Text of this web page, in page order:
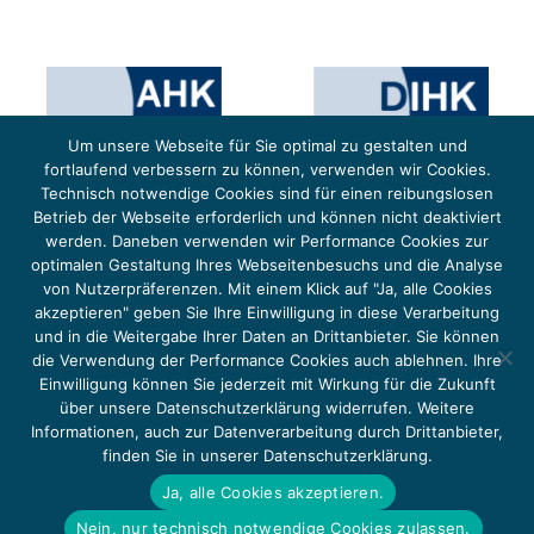
Das Projekt YOUNG ENERGY EUROPE wird gefördert durch die Europäische Klimaschutzinitiative (EUKI).
Die EUKI ist ein Förderinstrument des deutschen Bundesministeriums für Umwelt, Klimaschutz,
Naturschutz und nukleare Sicherheit (BMUKN). Übergeordnetes Ziel der EUKI ist eine Intensivierung des
grenzüberschreitenden Dialogs sowie des Wissens- und Erfahrungsaustauschs in der Europäischen Union,
um gemeinsam die Umsetzung des Paris Abkommens voranzutreiben.
Copyright 2026, Young Energy Europe
IMPRESSUM 2026
Um unsere Webseite für Sie optimal zu gestalten und
fortlaufend verbessern zu können, verwenden wir Cookies.
Technisch notwendige Cookies sind für einen reibungslosen
Betrieb der Webseite erforderlich und können nicht deaktiviert
werden. Daneben verwenden wir Performance Cookies zur
optimalen Gestaltung Ihres Webseitenbesuchs und die Analyse
von Nutzerpräferenzen. Mit einem Klick auf "Ja, alle Cookies
akzeptieren" geben Sie Ihre Einwilligung in diese Verarbeitung
und in die Weitergabe Ihrer Daten an Drittanbieter. Sie können
die Verwendung der Performance Cookies auch ablehnen. Ihre
Einwilligung können Sie jederzeit mit Wirkung für die Zukunft
über unsere Datenschutzerklärung widerrufen. Weitere
Informationen, auch zur Datenverarbeitung durch Drittanbieter,
finden Sie in unserer Datenschutzerklärung.
Ja, alle Cookies akzeptieren.
Nein, nur technisch notwendige Cookies zulassen.